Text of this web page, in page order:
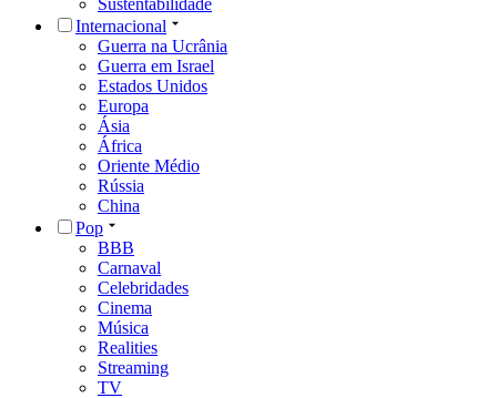
Internacional
Guerra na Ucrânia
Guerra em Israel
Estados Unidos
Europa
Ásia
África
Oriente Médio
Rússia
China
Pop
BBB
Carnaval
Celebridades
Cinema
Música
Realities
Streaming
TV